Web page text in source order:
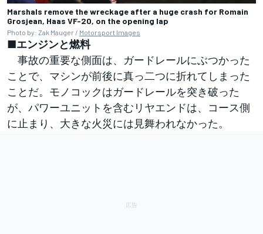
Marshals remove the wreckage after a huge crash for Romain
Grosjean, Haas VF-20, on the opening lap
Photo by: Zak Mauger / Motorsport Images
■エンジンと燃料
事故の重要な側面は、ガードレールにぶつかった
ことで、マシンが前後に真っ二つに折れてしまった
ことだ。モノコックはガードレールを突き破った
が、パワーユニットを含むリヤエンドは、コース側
に止まり、大きな火災には見舞われなかった。